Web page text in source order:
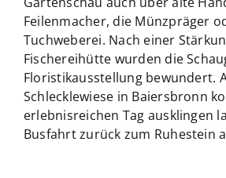
Feilenmacher, die Münzpräger
Tuchweberei. Nach einer
Fischereihütte wurden die
Floristikausstellung bewundert.
Schlecklewiese in Baiersbronn
erlebnisreichen Tag ausklingen
Busfahrt zurück zum Ruhestein